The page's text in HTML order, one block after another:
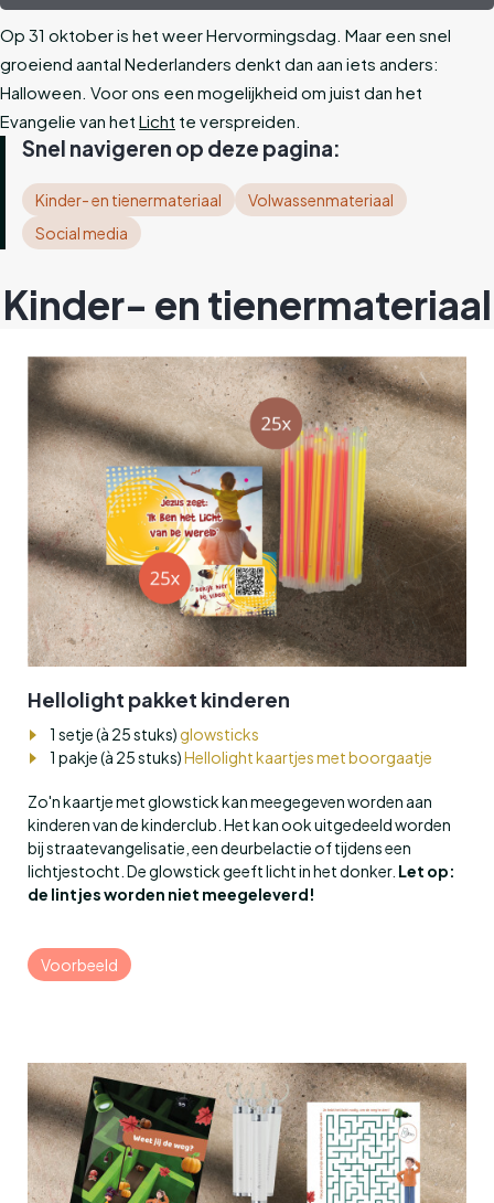
Op 31 oktober is het weer Hervormingsdag. Maar een snel
groeiend aantal Nederlanders denkt dan aan iets anders:
Halloween. Voor ons een mogelijkheid om juist dan het
Evangelie van het Licht te verspreiden.
Snel navigeren op deze pagina:
Kinder- en tienermateriaal
Volwassenmateriaal
Social media
Kinder- en tienermateriaal
Hellolight pakket kinderen
1 setje (à 25 stuks) glowsticks
1 pakje (à 25 stuks)Hellolight kaartjes met boorgaatje
Zo'n kaartje met glowstick kan meegegeven worden aan
kinderen van de kinderclub. Het kan ook uitgedeeld worden
bij straatevangelisatie, een deurbelactie of tijdens een
lichtjestocht. De glowstick geeft licht in het donker. Let op:
de lintjes worden niet meegeleverd!
Voorbeeld